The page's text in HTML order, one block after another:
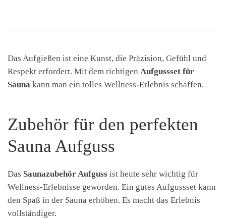
Das Aufgießen ist eine Kunst, die Präzision, Gefühl und
Respekt erfordert. Mit dem richtigen Aufgussset für
Sauna kann man ein tolles Wellness-Erlebnis schaffen.
Zubehör für den perfekten
Sauna Aufguss
Das Saunazubehör Aufguss ist heute sehr wichtig für
Wellness-Erlebnisse geworden. Ein gutes Aufgussset kann
den Spaß in der Sauna erhöhen. Es macht das Erlebnis
vollständiger.